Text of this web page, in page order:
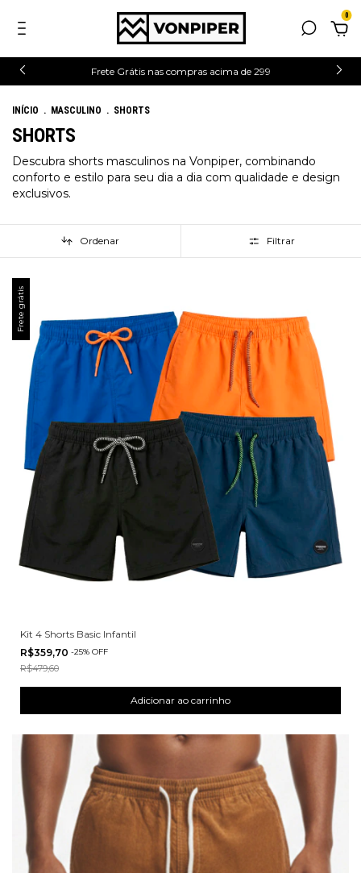
0
Frete Grátis nas compras acima de 299
INÍCIO . MASCULINO . SHORTS
SHORTS
Descubra shorts masculinos na Vonpiper, combinando
conforto e estilo para seu dia a dia com qualidade e design
exclusivos.
Ordenar Filtrar
Frete grátis
Kit 4 Shorts Basic Infantil
R$359,70 -25% OFF
R$479,60